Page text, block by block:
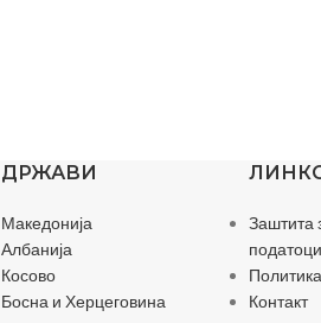
ДРЖАВИ
Македонија
Албанија
Косово
Босна и Херцеговина
Заштита
податоци
Контакт